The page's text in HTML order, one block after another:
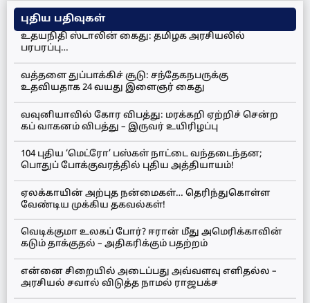
புதிய பதிவுகள்
உதயநிதி ஸ்டாலின் கைது: தமிழக அரசியலில்
பரபரப்பு…
வத்தளை துப்பாக்கிச் சூடு: சந்தேகநபருக்கு
உதவியதாக 24 வயது இளைஞர் கைது
வவுனியாவில் கோர விபத்து: மரக்கறி ஏற்றிச் சென்ற
கப் வாகனம் விபத்து – இருவர் உயிரிழப்பு
104 புதிய ‘மெட்ரோ’ பஸ்கள் நாட்டை வந்தடைந்தன;
பொதுப் போக்குவரத்தில் புதிய அத்தியாயம்!
ஏலக்காயின் அற்புத நன்மைகள்… தெரிந்துகொள்ள
வேண்டிய முக்கிய தகவல்கள்!
வெடிக்குமா உலகப் போர்? ஈரான் மீது அமெரிக்காவின்
கடும் தாக்குதல் – அதிகரிக்கும் பதற்றம்
என்னை சிறையில் அடைப்பது அவ்வளவு எளிதல்ல –
அரசியல் சவால் விடுத்த நாமல் ராஜபக்ச